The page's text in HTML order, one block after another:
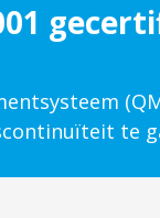
te